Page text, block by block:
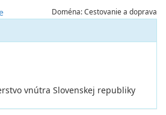
Doména: Cestovanie a doprava
vnútra Slovenskej republiky